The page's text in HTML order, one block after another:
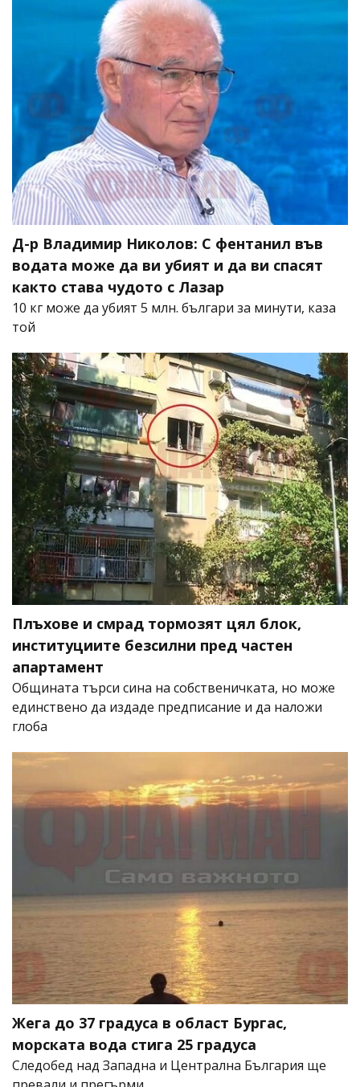
Д-р Владимир Николов: С фентанил във
водата може да ви убият и да ви спасят
както става чудото с Лазар
10 кг може да убият 5 млн. българи за минути, каза
той
Плъхове и смрад тормозят цял блок,
институциите безсилни пред частен
апартамент
Общината търси сина на собственичката, но може
единствено да издаде предписание и да наложи
глоба
Жега до 37 градуса в област Бургас,
морската вода стига 25 градуса
Следобед над Западна и Централна България ще